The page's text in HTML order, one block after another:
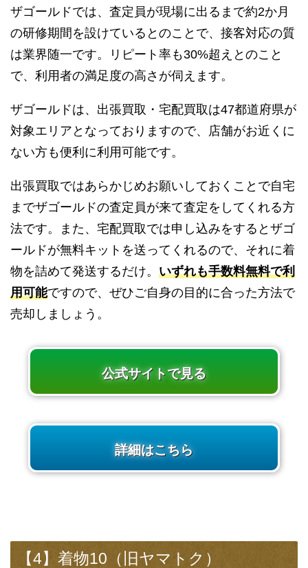
ザゴールドでは、査定員が現場に出るまで約2か月
の研修期間を設けているとのことで、接客対応の質
は業界随一です。リピート率も30%超えとのこと
で、利用者の満足度の高さが伺えます。
ザゴールドは、出張買取・宅配買取は47都道府県が
対象エリアとなっておりますので、店舗がお近くに
ない方も便利に利用可能です。
出張買取ではあらかじめお願いしておくことで自宅
までザゴールドの査定員が来て査定をしてくれる方
法です。また、宅配買取では申し込みをするとザゴ
ールドが無料キットを送ってくれるので、それに着
物を詰めて発送するだけ。 いずれも手数料無料で利
用可能ですので、ぜひご自身の目的に合った方法で
売却しましょう。
公式サイトで見る
詳細はこちら
【4】着物10（旧ヤマトク）